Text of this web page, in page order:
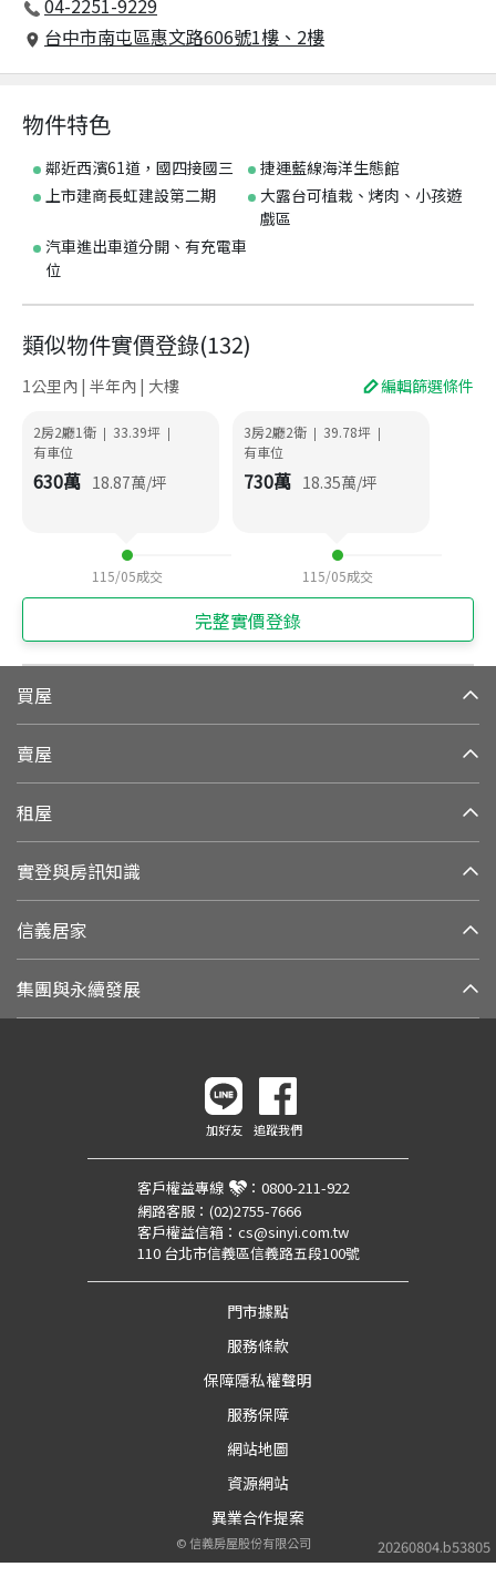
04-2251-9229
台中市南屯區惠文路606號1樓、2樓
物件特色
鄰近西濱61道，國四接國三
捷運藍線海洋生態館
上市建商長虹建設第二期
大露台可植栽、烤肉、小孩遊
戲區
汽車進出車道分開、有充電車
位
類似物件實價登錄(132)
1公里內 | 半年內 | 大樓 編輯篩選條件
2房2廳1衛 | 33.39坪 |
有車位
630萬 18.87萬/坪
115/05成交
3房2廳2衛 | 39.78坪 |
有車位
730萬 18.35萬/坪
115/05成交
完整實價登錄
買屋
賣屋
租屋
實登與房訊知識
信義居家
集團與永續發展
20260804.b53805
加好友 追蹤我們
客戶權益專線 ： 0800-211-922
網路客服： (02)2755-7666
客戶權益信箱： cs@sinyi.com.tw
110 台北市信義區信義路五段100號
門市據點
服務條款
保障隱私權聲明
服務保障
網站地圖
資源網站
異業合作提案
©信義房屋股份有限公司